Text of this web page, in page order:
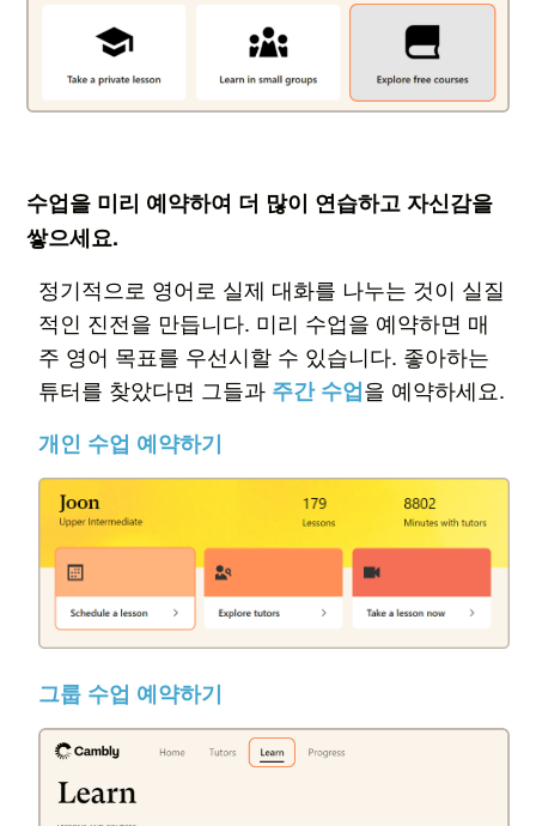
수업을 미리 예약하여 더 많이 연습하고 자신감을
쌓으세요.
정기적으로 영어로 실제 대화를 나누는 것이 실질
적인 진전을 만듭니다. 미리 수업을 예약하면 매
주 영어 목표를 우선시할 수 있습니다. 좋아하는
튜터를 찾았다면 그들과 주간 수업을 예약하세요.
개인 수업 예약하기
그룹 수업 예약하기